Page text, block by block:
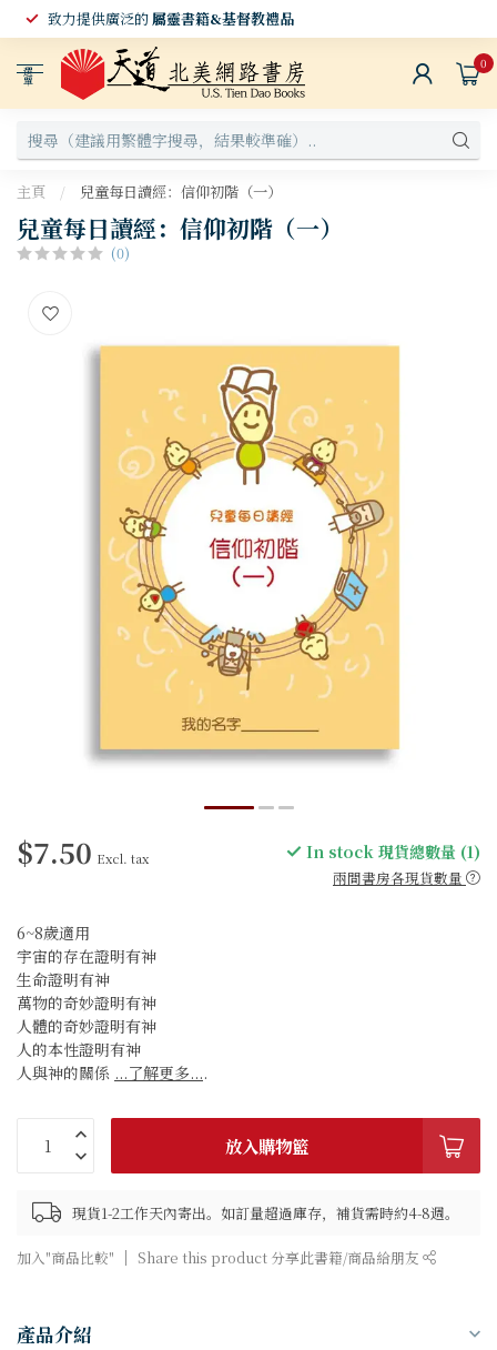
致力提供廣泛的屬靈書籍&基督教禮品
選
單
0
主頁 / 兒童每日讀經：信仰初階（一）
兒童每日讀經：信仰初階（一）
(0)
$7.50 Excl. tax In stock 現貨總數量 (1)
兩間書房各現貨數量
6~8歲適用
宇宙的存在證明有神
生命證明有神
萬物的奇妙證明有神
人體的奇妙證明有神
人的本性證明有神
人與神的關係 ...了解更多....
放入購物籃
現貨1-2工作天內寄出。如訂量超過庫存，補貨需時約4-8週。
加入"商品比較" Share this product 分享此書籍/商品給朋友
產品介紹